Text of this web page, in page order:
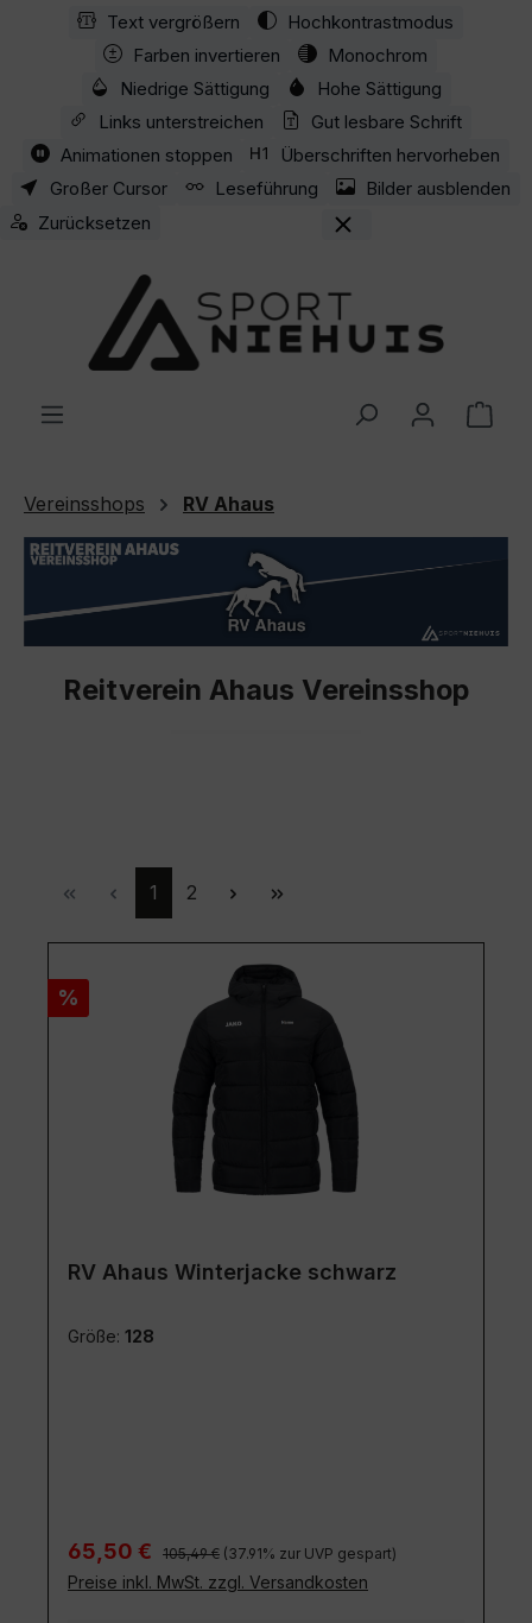
Zum Hauptinhalt springen
Text vergrößern
Hochkontrastmodus
Farben invertieren
Monochrom
Niedrige Sättigung
Hohe Sättigung
Links unterstreichen
Gut lesbare Schrift
Animationen stoppen
Überschriften hervorheben
Großer Cursor
Leseführung
Bilder ausblenden
Zurücksetzen
Vereinsshops RV Ahaus
Reitverein Ahaus Vereinsshop
Seite
1 Seite
2
Rabatt
%
RV Ahaus Winterjacke schwarz
Größe: 128
Verkaufspreis:
65,50 € Regulärer Preis:
105,49 € (37.91% zur UVP gespart)
Preise inkl. MwSt. zzgl. Versandkosten